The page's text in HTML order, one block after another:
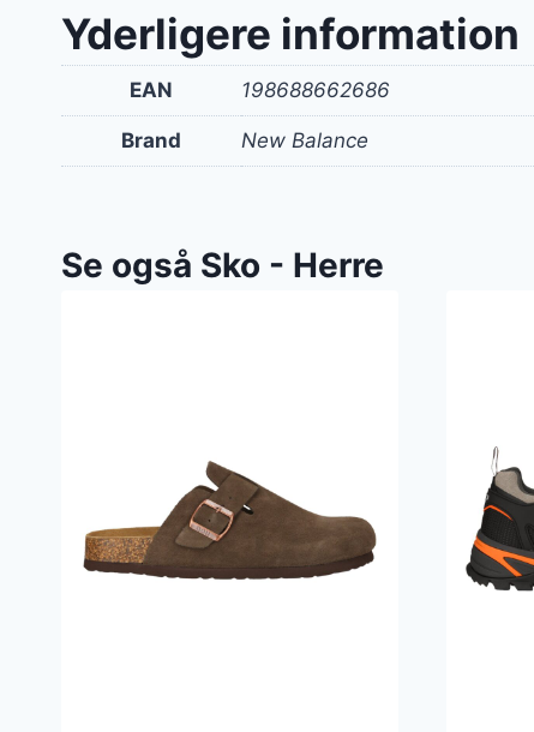
Yderligere information
EAN 198688662686
Brand New Balance
Se også Sko - Herre